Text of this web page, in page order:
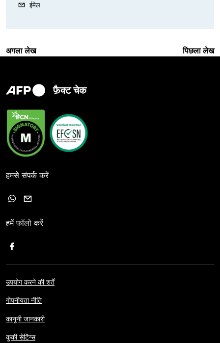
ईमेल
अगला लेख पिछला लेख
फ़ैक्ट चेक
हमसे संपर्क करें
हमें फॉलो करें
उपयोग करने की शर्तें
गोपनीयता नीति
कानूनी जानकारी
कुकी सेटिंग्स